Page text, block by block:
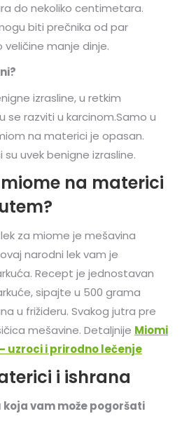
do nekoliko centimetara.
biti prečnika od par
manje dinje.
izrasline, u retkim
se razviti u karcinom.Samo u
na materici je opasan.
uvek benigne izrasline.
na materici
za miome je mešavina
narodni lek vam je
Recept je jednostavan
sipajte u 500 grama
u frižideru. Svakog jutra pre
mešavine. Detaljnije Miomi
uzroci i prirodno lečenje
i ishrana
vam može pogoršati